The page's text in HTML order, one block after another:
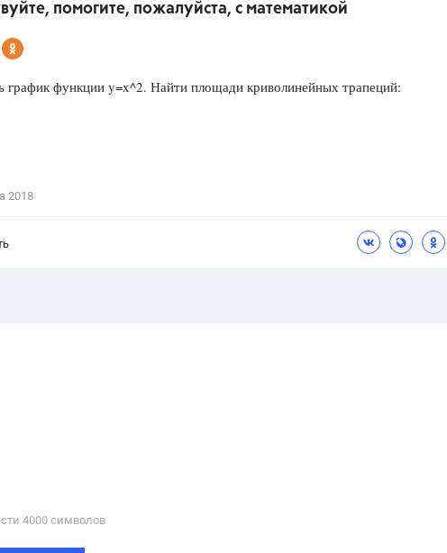
Школа
Красота, Воспитание
помогите, пожалуйста, с математикой
график функции y=x^2. Найти площади криволинейных трапеций:
2018
4000 cимволов